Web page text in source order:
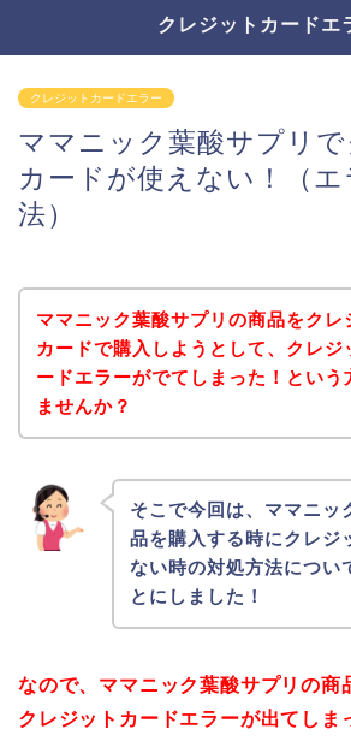
クレジットカードエ
クレジットカードエラー
ママニック葉酸サプリで
カードが使えない！（エ
法）
ママニック葉酸サプリの商品をクレ
カードで購入しようとして、クレジ
ードエラーがでてしまった！という
ませんか？
そこで今回は、ママニッ
品を購入する時にクレジ
ない時の対処方法につい
とにしました！
なので、ママニック葉酸サプリの商
クレジットカードエラーが出てしま